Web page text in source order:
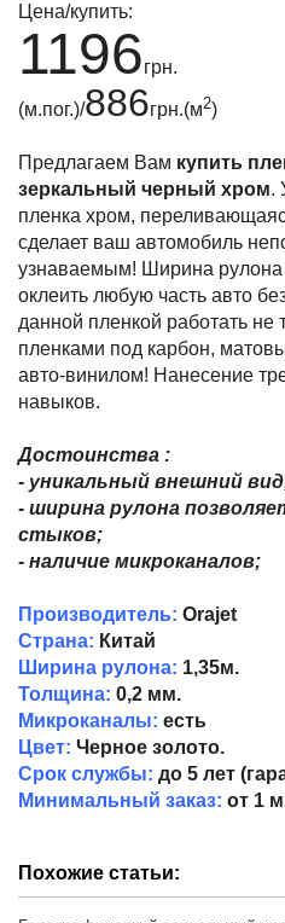
Цена/купить:
1196грн.
(м.пог.)/886грн.(м2)
Предлагаем Вам купить
зеркальный черный хром.
пленка хром,
сделает ваш автомобиль
узнаваемым! Ширина рулона
оклеить любую часть авто
данной пленкой работать не
пленками под карбон,
авто-винилом! Нанесение
навыков.
Достоинства :
- уникальный внешний
- ширина рулона
стыков;
- наличие микроканалов;
Производитель: Orajet
Страна: Китай
Ширина рулона: 1,35м.
Толщина: 0,2 мм.
Микроканалы: есть
Цвет: Черное золото.
Срок службы: до 5 лет
Минимальный заказ: от 1
Похожие статьи: